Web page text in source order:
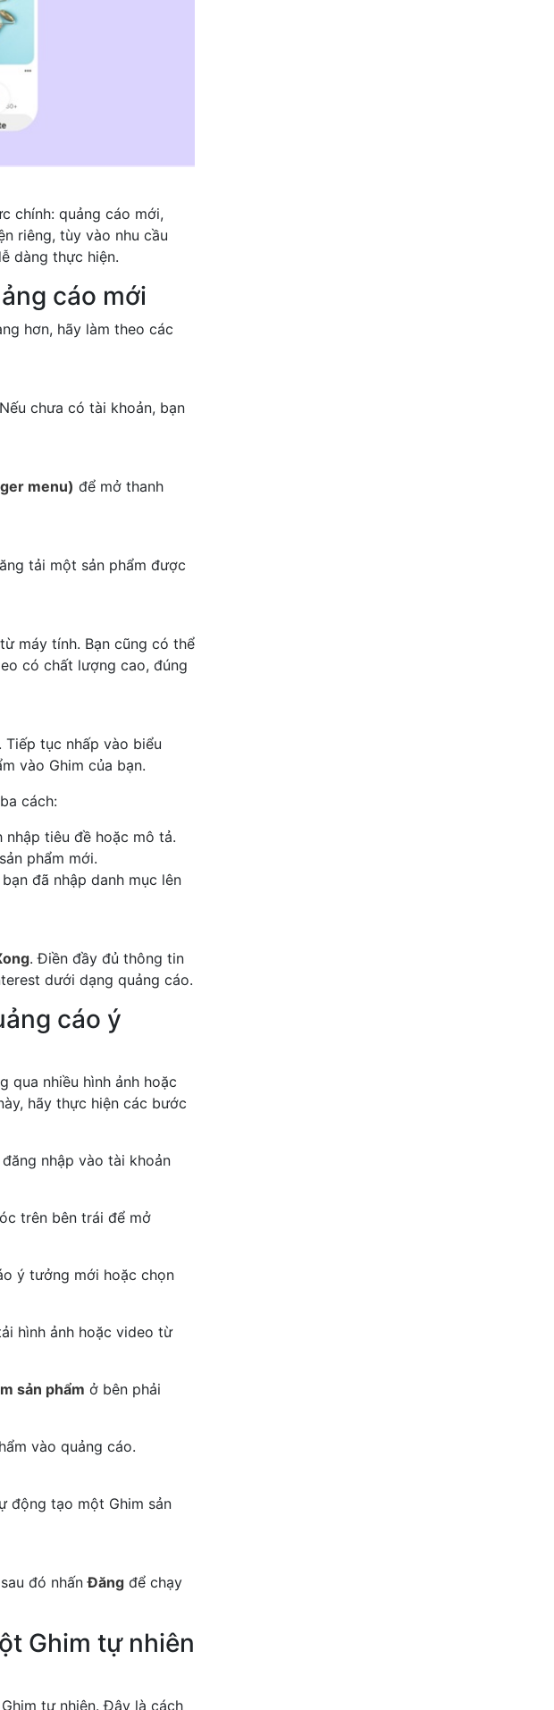
chính: quảng cáo mới,
riêng, tùy vào nhu cầu
dàng thực hiện.
cáo mới
hơn, hãy làm theo các
chưa có tài khoản, bạn
menu) để mở thanh
tải một sản phẩm được
máy tính. Bạn cũng có thể
có chất lượng cao, đúng
tục nhấp vào biểu
vào Ghim của bạn.
cách:
nhập tiêu đề hoặc mô tả.
phẩm mới.
đã nhập danh mục lên
. Điền đầy đủ thông tin
dưới dạng quảng cáo.
cáo ý
qua nhiều hình ảnh hoặc
hãy thực hiện các bước
nhập vào tài khoản
trên bên trái để mở
ý tưởng mới hoặc chọn
hình ảnh hoặc video từ
sản phẩm ở bên phải
vào quảng cáo.
động tạo một Ghim sản
đó nhấnĐăng để chạy
Ghim tự nhiên
tự nhiên. Đây là cách